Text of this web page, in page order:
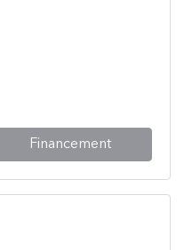
Financement